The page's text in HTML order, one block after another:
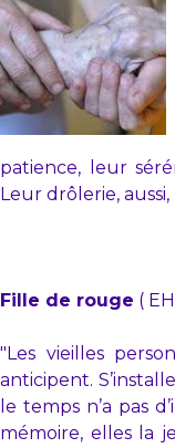
patience, leur
Leur drôlerie,
Fille de rouge (
"Les vieilles
anticipent.
le temps n’a pas
mémoire, elles la